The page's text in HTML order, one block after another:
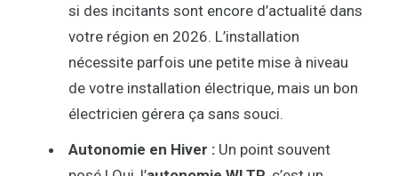
si des incitants sont encore d’actualité dans
votre région en 2026. L’installation
nécessite parfois une petite mise à niveau
de votre installation électrique, mais un bon
électricien gérera ça sans souci.
Autonomie en Hiver : Un point souvent